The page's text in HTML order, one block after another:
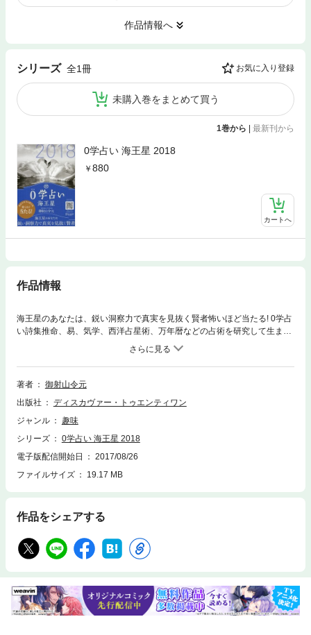
作品情報へ
シリーズ 全1冊 お気に入り登録
未購入巻をまとめて買う
1巻から | 最新刊から
0学占い 海王星 2018
880
カートへ
作品情報
海王星のあなたは、鋭い洞察力で真実を見抜く賢者怖いほど当たる! 0学占
い詩集推命、易、気学、西洋占星術、万年暦などの占術を研究して生まれ
た運命分析学の集大成「Yahoo!占い」、雑誌「an.an」「Hanako」などで
著者
御射山令元
出版社
ディスカヴァー・トゥエンティワン
ジャンル
趣味
シリーズ
0学占い 海王星 2018
電子版配信開始日
2017/08/26
ファイルサイズ
19.17 MB
作品をシェアする